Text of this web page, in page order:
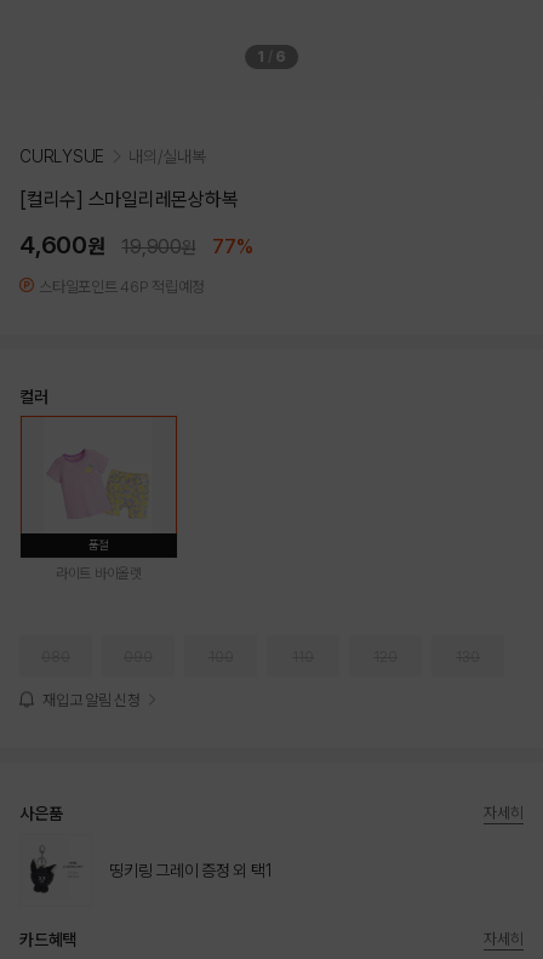
1 / 6
CURLYSUE 내의/실내복
[컬리수] 스마일리레몬상하복
4,600원 19,900원 77%
스타일포인트 46P 적립예정
컬러
품절
라이트 바이올렛
재입고 알림 신청
사은품
띵키링 그레이 증정 외 택1
자세히
카드혜택
자세히